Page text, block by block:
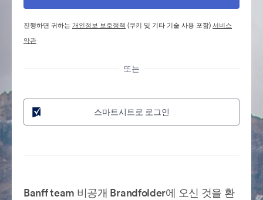
진행하면 귀하는개인정보 보호정책 (쿠키 및 기타 기술 사용 포함)서비스
약관
또는
스마트시트로 로그인
Banff team 비공개 Brandfolder에 오신 것을 환